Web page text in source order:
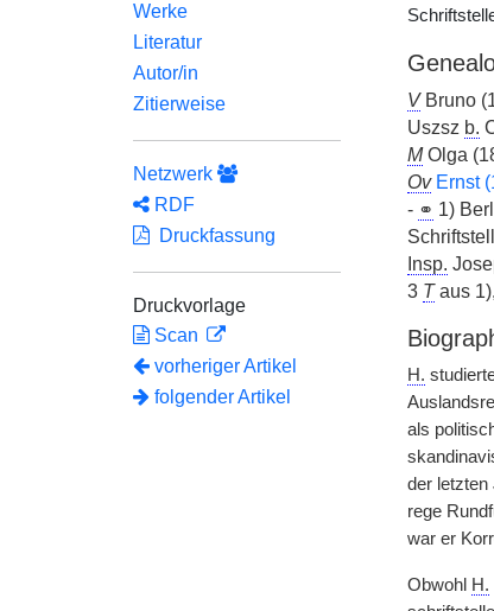
Werke
Literatur
Autor/in
Zitierweise
Netzwerk
RDF
Druckfassung
Druckvorlage
Scan
vorheriger Artikel
folgender Artikel
VBruno
Uszsz b.
MOlga
Ov Ernst
- ⚭ 1)
Insp.
3 Taus
H.
als
der letzten
rege
war er
Obwohl H.